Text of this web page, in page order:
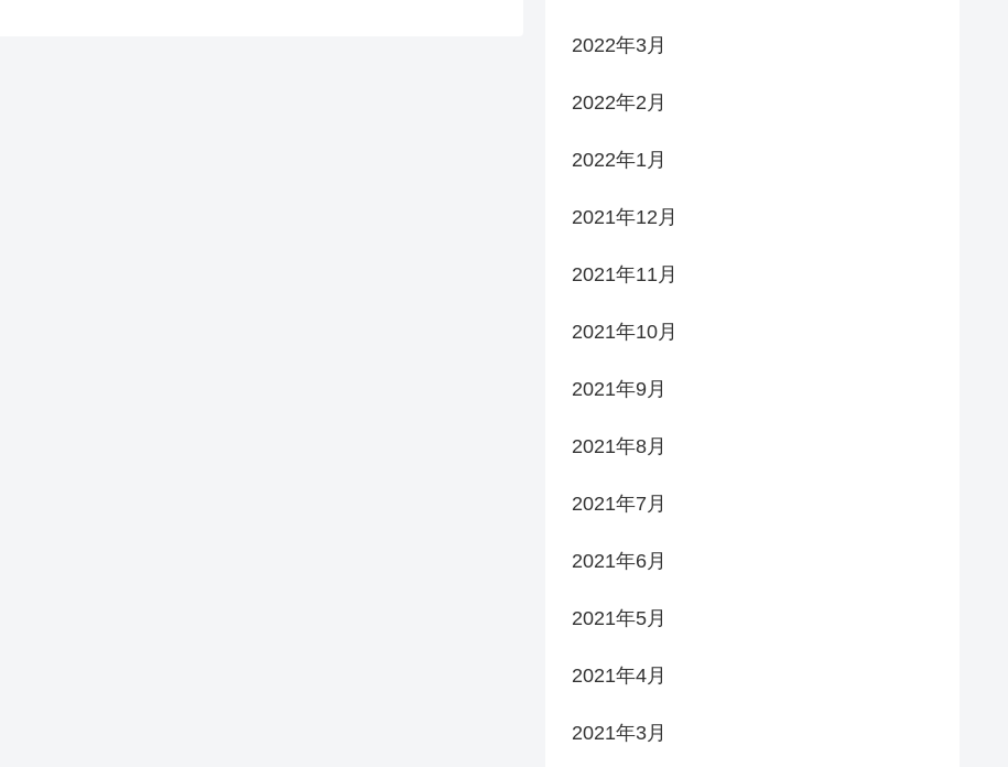
2022年3月
2022年2月
2022年1月
2021年12月
2021年11月
2021年10月
2021年9月
2021年8月
2021年7月
2021年6月
2021年5月
2021年4月
2021年3月